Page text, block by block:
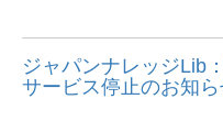
ジャパンナレッジLib
サービス停止のお知